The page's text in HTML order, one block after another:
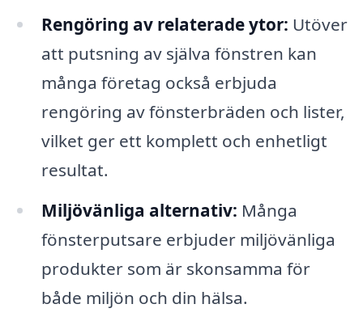
Rengöring av relaterade ytor: Utöver
att putsning av själva fönstren kan
många företag också erbjuda
rengöring av fönsterbräden och lister,
vilket ger ett komplett och enhetligt
resultat.
Miljövänliga alternativ: Många
fönsterputsare erbjuder miljövänliga
produkter som är skonsamma för
både miljön och din hälsa.